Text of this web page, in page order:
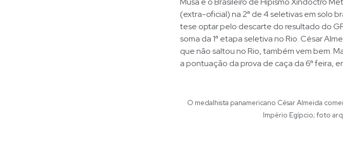
(extra-oficial) na 2ª de 4 seletivas em solo
tese optar pelo descarte do resultado do
soma da 1ª etapa seletiva no Rio. César
que não saltou no Rio, também vem bem.
a pontuação da prova de caça da 6ª feira,
O medalhista panamericano César Almeida
Império Egípcio; foto